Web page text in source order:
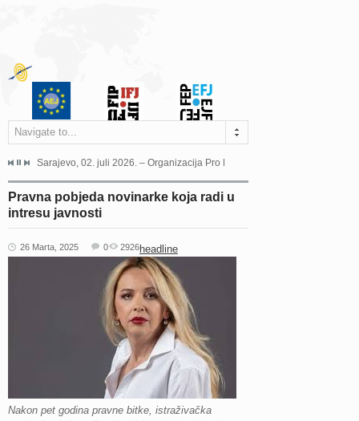
Navigate to...
Grada Sarajeva povodom Dana Sarajeva dugogodišnjoj...
Sarajevo, 02. juli 2026. – Organizacija Pro Educa juče je uspješno
Pravna pobjeda novinarke koja radi u
intresu javnosti
26 Marta, 2025 headline
0 2926
Nakon pet godina pravne bitke, istraživačka